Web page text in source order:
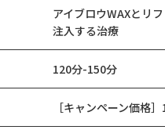
アイブロウWAXとリ
注入する治療
120分-150分
［キャンペーン価格